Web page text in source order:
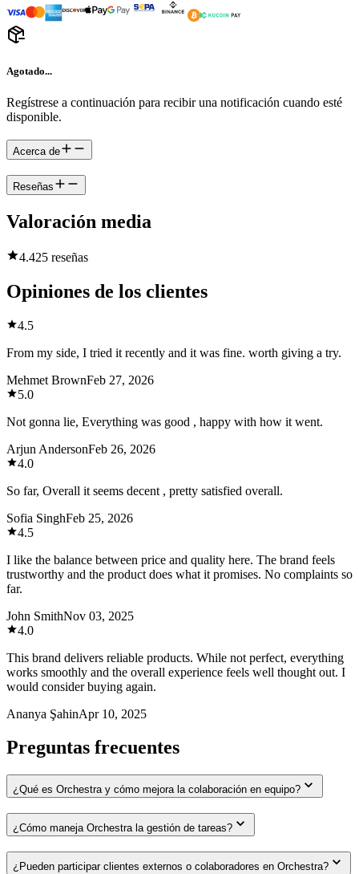
Agotado...
Regístrese a continuación para recibir una notificación cuando esté
disponible.
Acerca de
Reseñas
Valoración media
4.425 reseñas
Opiniones de los clientes
4.5
From my side, I tried it recently and it was fine. worth giving a try.
Mehmet BrownFeb 27, 2026
5.0
Not gonna lie, Everything was good , happy with how it went.
Arjun AndersonFeb 26, 2026
4.0
So far, Overall it seems decent , pretty satisfied overall.
Sofia SinghFeb 25, 2026
4.5
I like the balance between price and quality here. The brand feels
trustworthy and the product does what it promises. No complaints so
far.
John SmithNov 03, 2025
4.0
This brand delivers reliable products. While not perfect, everything
works smoothly and the overall experience feels well thought out. I
would consider buying again.
Ananya ŞahinApr 10, 2025
Preguntas frecuentes
¿Qué es Orchestra y cómo mejora la colaboración en equipo?
¿Cómo maneja Orchestra la gestión de tareas?
¿Pueden participar clientes externos o colaboradores en Orchestra?